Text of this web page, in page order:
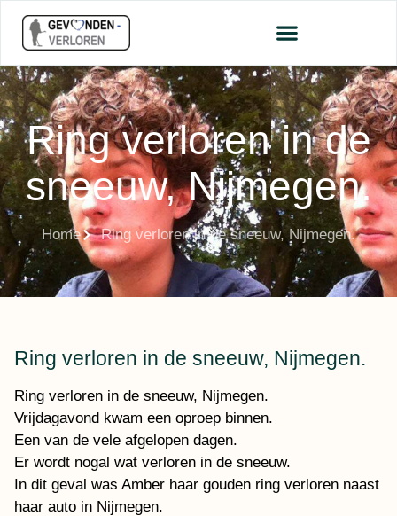
Ring verloren in de
sneeuw, Nijmegen.
Home Ring verloren in de sneeuw, Nijmegen.
Ring verloren in de sneeuw, Nijmegen.
Ring verloren in de sneeuw, Nijmegen.
Vrijdagavond kwam een oproep binnen.
Een van de vele afgelopen dagen.
Er wordt nogal wat verloren in de sneeuw.
In dit geval was Amber haar gouden ring verloren naast
haar auto in Nijmegen.